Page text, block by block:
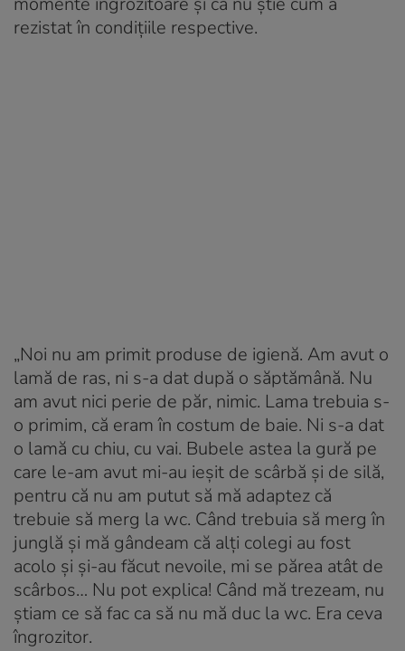
rezistat în condițiile respective.
„Noi nu am primit produse de igienă. Am avut o
lamă de ras, ni s-a dat după o săptămână. Nu
am avut nici perie de păr, nimic. Lama trebuia s-
o primim, că eram în costum de baie. Ni s-a dat
o lamă cu chiu, cu vai. Bubele astea la gură pe
care le-am avut mi-au ieșit de scârbă și de silă,
pentru că nu am putut să mă adaptez că
trebuie să merg la wc. Când trebuia să merg în
junglă și mă gândeam că alți colegi au fost
acolo și și-au făcut nevoile, mi se părea atât de
scârbos… Nu pot explica! Când mă trezeam, nu
știam ce să fac ca să nu mă duc la wc. Era ceva
îngrozitor.